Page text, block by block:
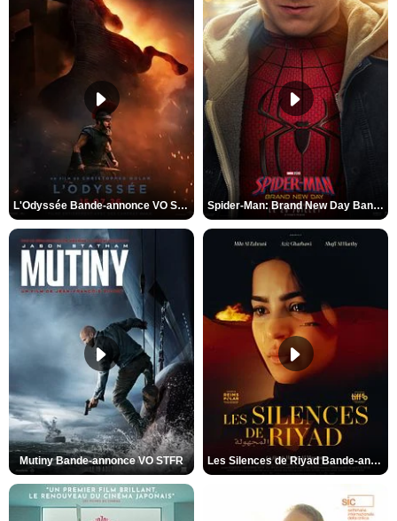
L'Odyssée Bande-annonce VO STFR Spider-Man: Brand New Day Bande-annonce VO STFR
Mutiny Bande-annonce VO STFR Les Silences de Riyad Bande-annonce VO STFR